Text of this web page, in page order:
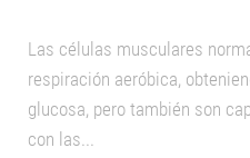
Las células musculares
respiración aeróbica,
glucosa, pero también son
con las...